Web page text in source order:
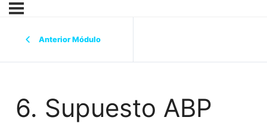
Anterior Módulo
6. Supuesto ABP